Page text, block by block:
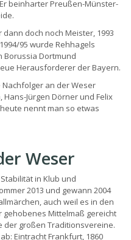
beinharter Preußen-Münster-
dann doch noch Meister, 1993
95 wurde Rehhagels
Borussia Dortmund
Herausforderer der Bayern.
Nachfolger an der Weser
Jürgen Dörner und Felix
nennt man so etwas
Weser
in Klub und
2013 und gewann 2004
auch weil es in den
gehobenes Mittelmaß gereicht
der großen Traditionsvereine.
Eintracht Frankfurt, 1860